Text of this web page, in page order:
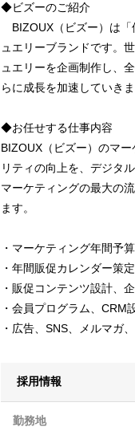
◆ビズーのご紹介
BIZOUX（ビズー）は「
ュエリーブランドです。
ュエリーを企画制作し、
らに成長を加速していきま
◆お任せする仕事内容
BIZOUX（ビズー）のマ
リティの向上を、デジタ
マーケティングの最大の
ます。
・マーケティング年間予
・年間販促カレンダー策定
・販促コンテンツ設計、
・会員プログラム、CRM
・広告、SNS、メルマガ
採用情報
勤務地